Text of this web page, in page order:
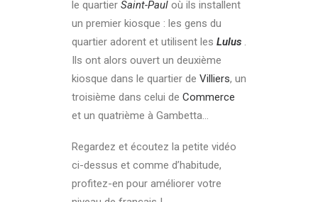
le quartier Saint-Paul où ils installent
un premier kiosque : les gens du
quartier adorent et utilisent les Lulus .
Ils ont alors ouvert un deuxième
kiosque dans le quartier de Villiers, un
troisième dans celui de Commerce
et un quatrième à Gambetta…
Regardez et écoutez la petite vidéo
ci-dessus et comme d’habitude,
profitez-en pour améliorer votre